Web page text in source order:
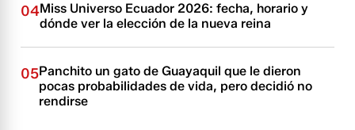
04Miss Universo Ecuador 2026: fecha, horario y
dónde ver la elección de la nueva reina
05Panchito un gato de Guayaquil que le dieron
pocas probabilidades de vida, pero decidió no
rendirse